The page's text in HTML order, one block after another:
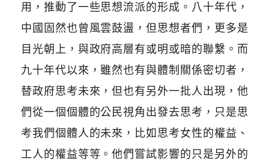
用，推動了一些思想流派的形成。八十年代，
中國固然也曾風雲鼓盪，但思想者們，更多是
目光朝上，與政府高層有或明或暗的聯繫。而
九十年代以來，雖然也有與體制關係密切者，
替政府思考未來，但也有另外一批人出現，他
們從一個個體的公民視角出發去思考，只是思
考我們個體人的未來，比如思考女性的權益、
工人的權益等等。他們嘗試影響的只是另外的